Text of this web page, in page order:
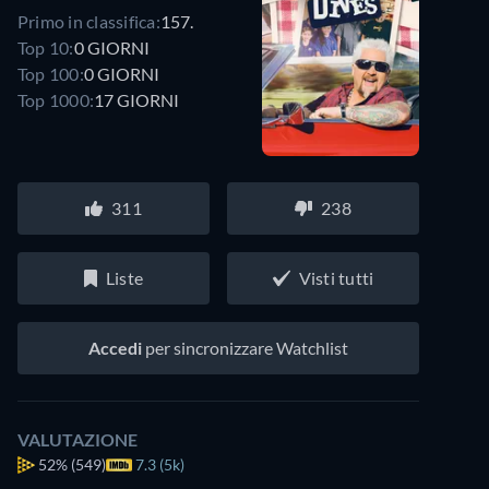
Primo in classifica:157.
Top 10:0 GIORNI
Top 100:0 GIORNI
Top 1000:17 GIORNI
311 238
Liste Visti tutti
Accedi per sincronizzare Watchlist
VALUTAZIONE
52% (549) 7.3 (5k)